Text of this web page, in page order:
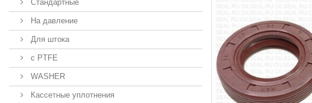
Стандартные
На давление
Для штока
с PTFE
WASHER
Кассетные уплотнения